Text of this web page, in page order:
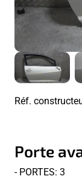
Réf.
Porte
- PORTES: 3